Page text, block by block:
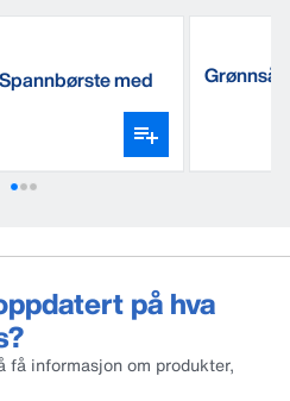
Spannbørste med
på hva
få informasjon om produkter,